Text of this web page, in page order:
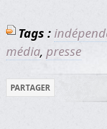
Tags :
média, presse
PARTAGER